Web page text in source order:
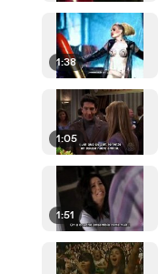
1:38
1:05
1:51